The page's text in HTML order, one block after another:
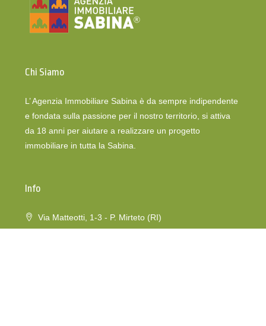
Chi Siamo
L’ Agenzia Immobiliare Sabina è da sempre indipendente
e fondata sulla passione per il nostro territorio, si attiva
da 18 anni per aiutare a realizzare un progetto
immobiliare in tutta la Sabina.
Info
Via Matteotti, 1-3 - P. Mirteto (RI)